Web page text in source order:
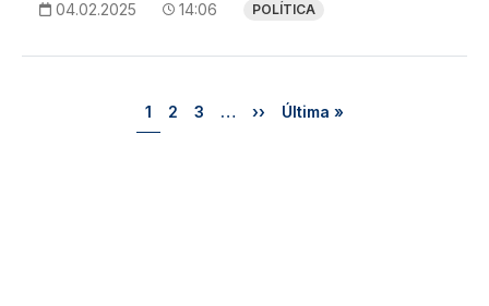
04.02.2025 14:06 POLÍTICA
Página
1 Página
2 Página
3 … Próxima página
›› Última página
Última »